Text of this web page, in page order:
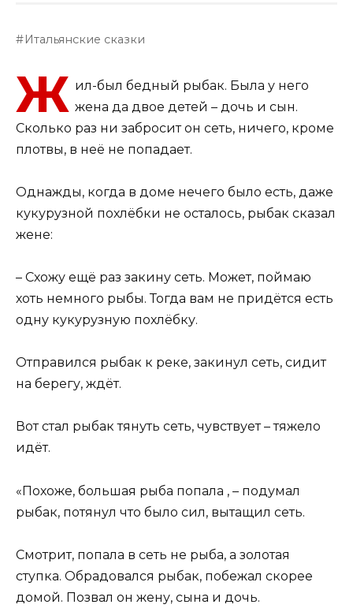
Итальянские сказки
Ж ил-был бедный рыбак. Была у него
жена да двое детей – дочь и сын.
Сколько раз ни забросит он сеть, ничего, кроме
плотвы, в неё не попадает.
Однажды, когда в доме нечего было есть, даже
кукурузной похлёбки не осталось, рыбак сказал
жене:
– Схожу ещё раз закину сеть. Может, поймаю
хоть немного рыбы. Тогда вам не придётся есть
одну кукурузную похлёбку.
Отправился рыбак к реке, закинул сеть, сидит
на берегу, ждёт.
Вот стал рыбак тянуть сеть, чувствует – тяжело
идёт.
«Похоже, большая рыба попала , – подумал
рыбак, потянул что было сил, вытащил сеть.
Смотрит, попала в сеть не рыба, а золотая
ступка. Обрадовался рыбак, побежал скорее
домой. Позвал он жену, сына и дочь.